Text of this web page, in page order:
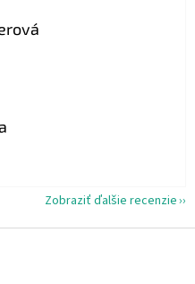
5 z 5 hviezdičiek.
je 5 z 5 hviezdičiek.
Zobraziť ďalšie recenzie